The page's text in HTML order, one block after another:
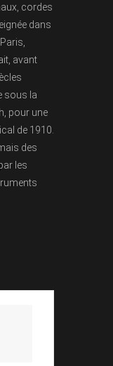
cordes
dans
avant
sous la
pour une
de 1910.
des
les